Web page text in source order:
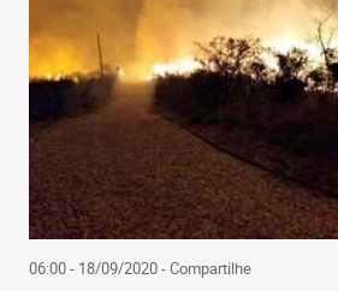
06:00 - 18/09/2020- Compartilhe